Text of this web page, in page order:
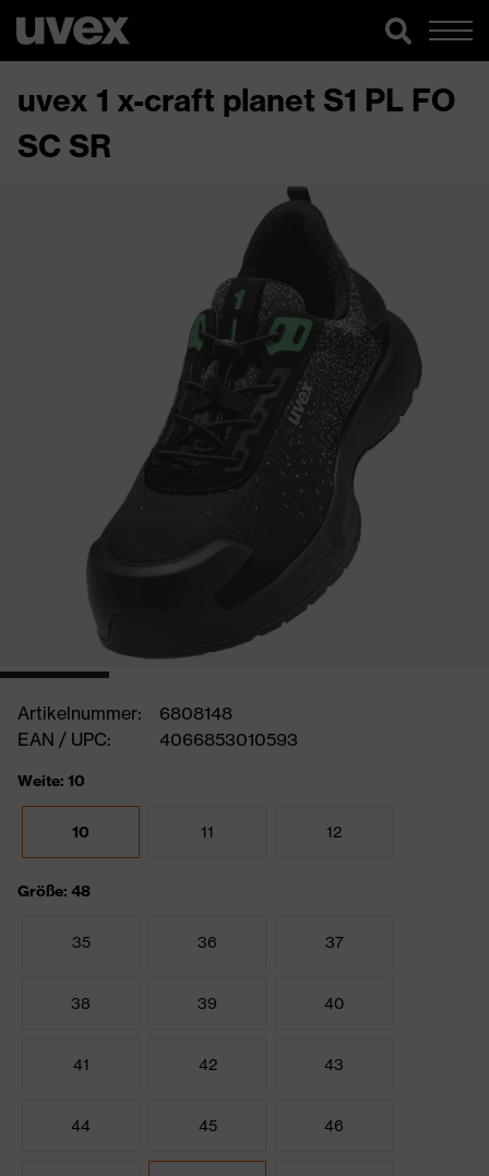
uvex 1 x-craft planet S1 PL FO
SC SR
Artikelnummer:
6808148
EAN / UPC:
4066853010593
Weite: 10
10 11 12
Größe: 48
35 36 37
38 39 40
41 42 43
44 45 46